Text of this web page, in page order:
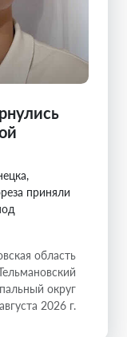
приняли
область
округ
2026 г.